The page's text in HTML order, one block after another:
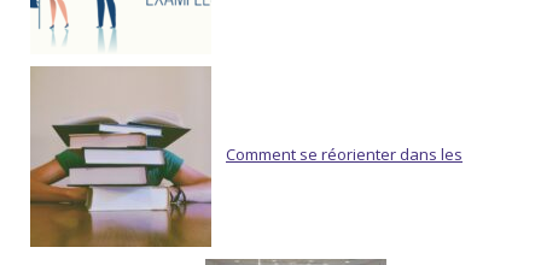
Comment se réorienter dans les